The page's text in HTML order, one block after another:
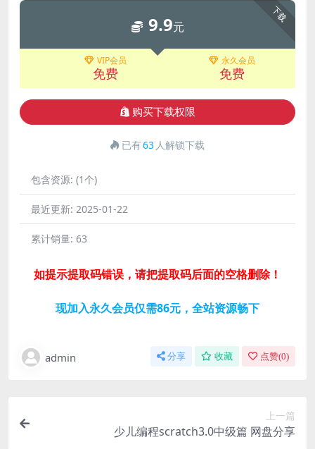
下载
9.9元
VIP会员
免费
永久会员
免费
购买下载权限
已有63 人解锁下载
包含资源: (1个)
最近更新: 2025-01-22
累计销量: 63
如提示提取码错误，请把提取码后面的空格删除！
现加入永久会员仅需86元，全站资源畅下
admin 分享 收藏 点赞(0)
上一篇
少儿编程scratch3.0中级篇 网盘分享